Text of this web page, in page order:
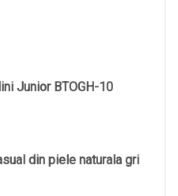
Junior BTOGH-10
din piele naturala gri